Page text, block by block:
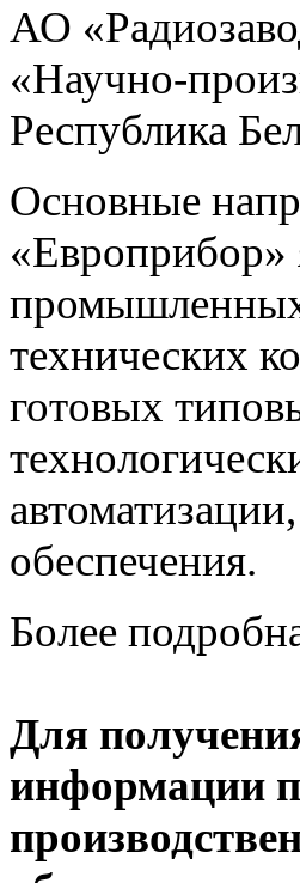
АО
«Научно-
Республика
Основные
«Европрибор»
технических
готовых
обеспечения.
Более
Для
информации